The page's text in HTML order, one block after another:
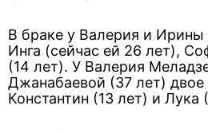
В браке у Валерия и
Инга (сейчас ей 26 лет),
(14 лет). У Валерия
Джанабаевой (37 лет) двое
Константин (13 лет) и Лука